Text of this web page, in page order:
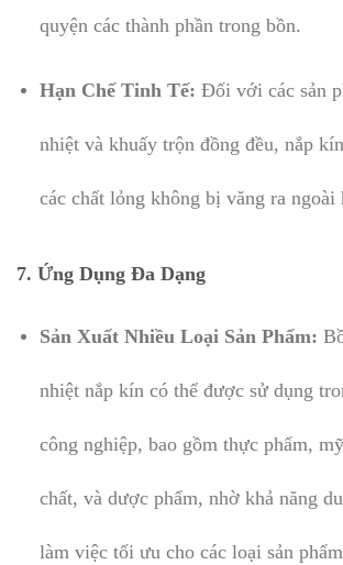
quyện các thành phần trong bồn.
Hạn Chế Tinh Tế: Đối với các sản
nhiệt và khuấy trộn đồng đều, nắp
các chất lỏng không bị văng ra ngoài
7. Ứng Dụng Đa Dạng
Sản Xuất Nhiều Loại Sản Phẩm:
nhiệt nắp kín có thể được sử dụng
công nghiệp, bao gồm thực phẩm,
chất, và dược phẩm, nhờ khả năng
làm việc tối ưu cho các loại sản